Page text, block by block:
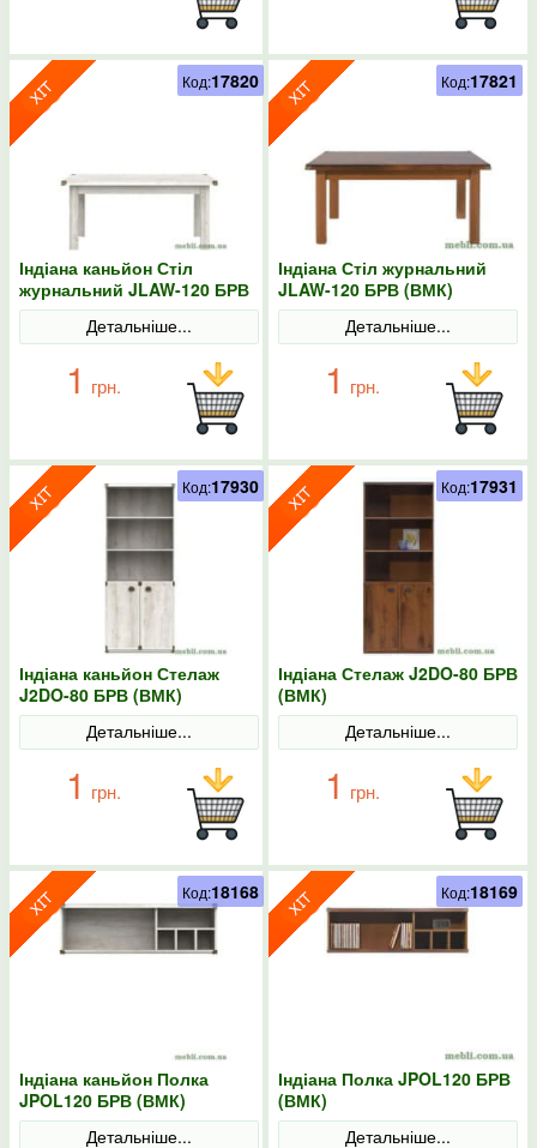
Індіана каньйон Стіл
журнальний JLAW-120 БРВ
(ВМК)
Детальніше...
1 грн.
Код:17820
Індіана Стіл журнальний
JLAW-120 БРВ (ВМК)
Детальніше...
1 грн.
Код:17821
Індіана каньйон Стелаж
J2DO-80 БРВ (ВМК)
Детальніше...
1 грн.
Код:17930
Індіана Стелаж J2DO-80 БРВ
(ВМК)
Детальніше...
1 грн.
Код:17931
Індіана каньйон Полка
JPOL120 БРВ (ВМК)
Детальніше...
Код:18168
Індіана Полка JPOL120 БРВ
(ВМК)
Детальніше...
Код:18169